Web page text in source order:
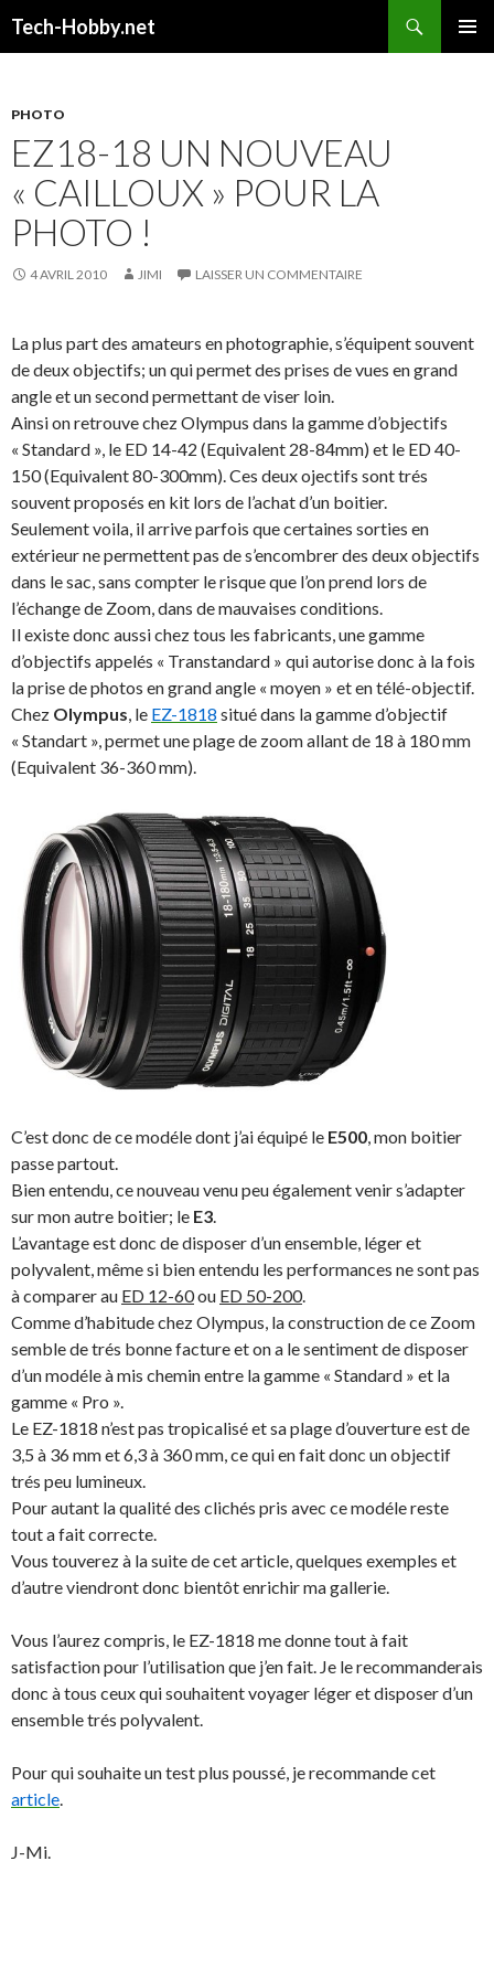
Tech-Hobby.net
PHOTO
EZ18-18 UN NOUVEAU
« CAILLOUX » POUR LA
PHOTO !
4 AVRIL 2010 JIMI LAISSER UN COMMENTAIRE
La plus part des amateurs en photographie, s’équipent souvent
de deux objectifs; un qui permet des prises de vues en grand
angle et un second permettant de viser loin.
Ainsi on retrouve chez Olympus dans la gamme d’objectifs
« Standard », le ED 14-42 (Equivalent 28-84mm) et le ED 40-
150 (Equivalent 80-300mm). Ces deux ojectifs sont trés
souvent proposés en kit lors de l’achat d’un boitier.
Seulement voila, il arrive parfois que certaines sorties en
extérieur ne permettent pas de s’encombrer des deux objectifs
dans le sac, sans compter le risque que l’on prend lors de
l’échange de Zoom, dans de mauvaises conditions.
Il existe donc aussi chez tous les fabricants, une gamme
d’objectifs appelés « Transtandard » qui autorise donc à la fois
la prise de photos en grand angle « moyen » et en télé-objectif.
Chez Olympus, le EZ-1818 situé dans la gamme d’objectif
« Standart », permet une plage de zoom allant de 18 à 180 mm
(Equivalent 36-360 mm).
C’est donc de ce modéle dont j’ai équipé le E500, mon boitier
passe partout.
Bien entendu, ce nouveau venu peu également venir s’adapter
sur mon autre boitier; le E3.
L’avantage est donc de disposer d’un ensemble, léger et
polyvalent, même si bien entendu les performances ne sont pas
à comparer au ED 12-60ou ED 50-200.
Comme d’habitude chez Olympus, la construction de ce Zoom
semble de trés bonne facture et on a le sentiment de disposer
d’un modéle à mis chemin entre la gamme « Standard » et la
gamme « Pro ».
Le EZ-1818 n’est pas tropicalisé et sa plage d’ouverture est de
3,5 à 36 mm et 6,3 à 360 mm, ce qui en fait donc un objectif
trés peu lumineux.
Pour autant la qualité des clichés pris avec ce modéle reste
tout a fait correcte.
Vous touverez à la suite de cet article, quelques exemples et
d’autre viendront donc bientôt enrichir ma gallerie.
Vous l’aurez compris, le EZ-1818 me donne tout à fait
satisfaction pour l’utilisation que j’en fait. Je le recommanderais
donc à tous ceux qui souhaitent voyager léger et disposer d’un
ensemble trés polyvalent.
Pour qui souhaite un test plus poussé, je recommande cet
article.
J-Mi.